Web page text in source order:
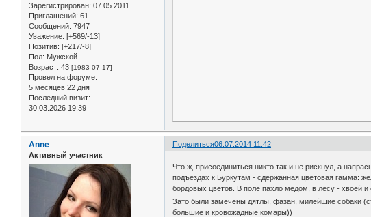
Зарегистрирован: 07.05.2011
Приглашений: 61
Сообщений: 7947
Уважение: [+569/-13]
Позитив: [+217/-8]
Пол: Мужской
Возраст: 43 [1983-07-17]
Провел на форуме:
5 месяцев 22 дня
Последний визит:
30.03.2026 19:39
Поделиться06.07.2014 11:42
Anne
Активный участник
Что ж, присоединиться никто так и не рискнул, а
подъездах к Буркутам - сдержанная цветовая гамма:
бордовых цветов. В поле пахло медом, в лесу - хвоей
Зато были замечены дятлы, фазан, милейшие собаки
большие и кровожадные комары))